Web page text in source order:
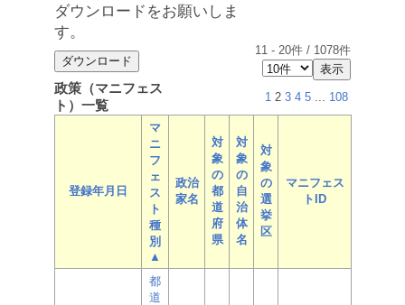
ダウンロードをお願いしま
す。
11 - 20件 / 1078件
政策（マニフェス
ト）一覧
1 2 3 4 5 ... 108
登録年月日
マ
ニ
フ
ェ
ス
ト
種
別
▲
政治
家名
対
象
の
都
道
府
県
対
象
の
自
治
体
名
対
象
の
選
挙
区
マニフェス
トID
都
道